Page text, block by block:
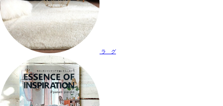
ラ グ